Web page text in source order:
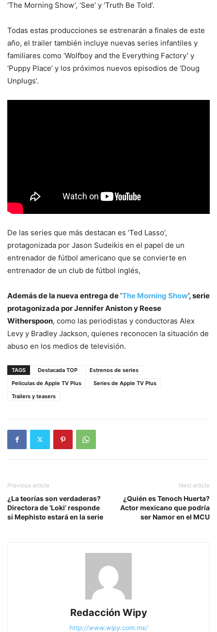
‘The Morning Show’, ‘See’ y ‘Truth Be Told’.
Todas estas producciones se estrenarán a finales de este
año, el trailer también incluye nuevas series infantiles y
familiares como ‘Wolfboy and the Everything Factory’ y
‘Puppy Place’ y los próximos nuevos episodios de ‘Doug
Unplugs’.
De las series que más destacan es ‘Ted Lasso’,
protagonizada por Jason Sudeikis en el papel de un
entrenador de fútbol americano que se convierte en
entrenador de un club de fútbol inglés,
Además de la nueva entrega de ‘The Morning Show‘, serie
protagonizada por Jennifer Aniston y Reese
Witherspoon, como las periodistas y conductoras Alex
Levy y Bradley Jackson, quienes reconocen la situación de
abuso en los medios de televisión.
TAGS Destacada TOP
Estrenos de series
Películas de Apple TV Plus
Series de Apple TV Plus
Trailers y teasers
Previous article
¿La teorías son verdaderas?
Directora de ‘Loki’ responde
si Mephisto estará en la serie
Next article
¿Quién es Tenoch Huerta?
Actor mexicano que podría
ser Namor en el MCU
Redacción Wipy
http://www.wipy.com.mx/